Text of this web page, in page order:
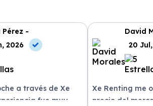
Pérez -
2026
a través de Xe
fue muy
David
20
Xe Renting me
precio del